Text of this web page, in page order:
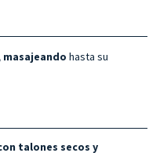
hasta su
talones secos y